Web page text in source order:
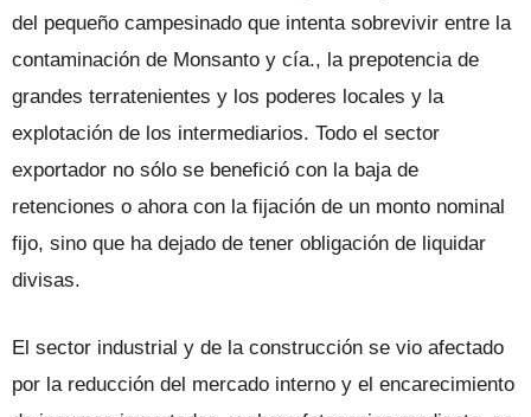
del pequeño campesinado que intenta sobrevivir entre la
contaminación de Monsanto y cía., la prepotencia de
grandes terratenientes y los poderes locales y la
explotación de los intermediarios. Todo el sector
exportador no sólo se benefició con la baja de
retenciones o ahora con la fijación de un monto nominal
fijo, sino que ha dejado de tener obligación de liquidar
divisas.
El sector industrial y de la construcción se vio afectado
por la reducción del mercado interno y el encarecimiento